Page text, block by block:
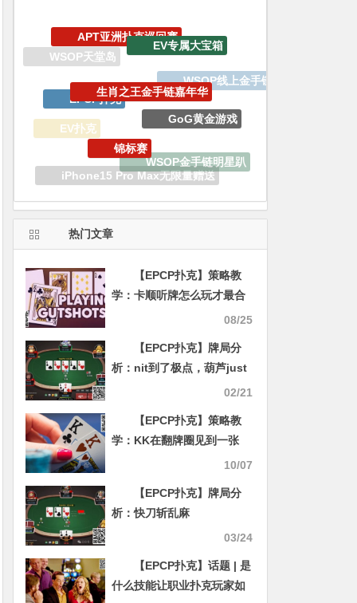
WSOP金手链
EV扑克
EPCP扑克
生肖之王金手链嘉年华
GoG黄金游戏
iPhone15 Pro Max无限量赠送
锦标赛
热门文章
【EPCP扑克】策略教
学：卡顺听牌怎么玩才最合
08/25
【EPCP扑克】牌局分
析：nit到了极点，葫芦just
02/21
【EPCP扑克】策略教
学：KK在翻牌圈见到一张
10/07
【EPCP扑克】牌局分
析：快刀斩乱麻
03/24
【EPCP扑克】话题 | 是
什么技能让职业扑克玩家如